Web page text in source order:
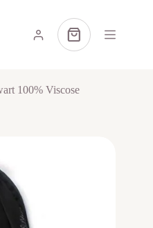
Winkelwagen
100% Viscose